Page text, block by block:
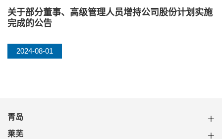
关于部分董事、高级管理人员增持公司股份计划实施
完成的公告
2024-08-01
青岛
莱芜